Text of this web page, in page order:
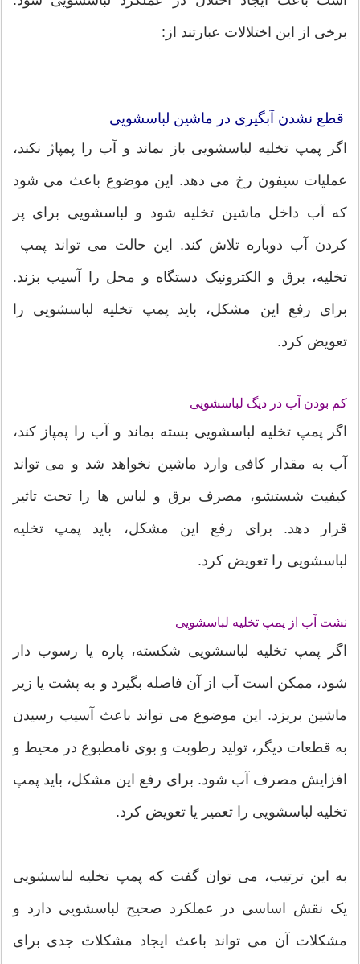
برخی از این اختلالات عبارتند از:
قطع نشدن آبگیری در ماشین لباسشویی
اگر پمپ تخلیه لباسشویی باز بماند و آب را پمپاژ نکند،
عملیات سیفون رخ می دهد. این موضوع باعث می شود
که آب داخل ماشین تخلیه شود و لباسشویی برای پر
کردن آب دوباره تلاش کند. این حالت می تواند پمپ
تخلیه، برق و الکترونیک دستگاه و محل را آسیب بزند.
برای رفع این مشکل، باید پمپ تخلیه لباسشویی را
تعویض کرد.
کم بودن آب در دیگ لباسشویی
اگر پمپ تخلیه لباسشویی بسته بماند و آب را پمپاز کند،
آب به مقدار کافی وارد ماشین نخواهد شد و می تواند
کیفیت شستشو، مصرف برق و لباس ها را تحت تاثیر
قرار دهد. برای رفع این مشکل، باید پمپ تخلیه
لباسشویی را تعویض کرد.
نشت آب از پمپ تخلیه لباسشویی
اگر پمپ تخلیه لباسشویی شکسته، پاره یا رسوب دار
شود، ممکن است آب از آن فاصله بگیرد و به پشت یا زیر
ماشین بریزد. این موضوع می تواند باعث آسیب رسیدن
به قطعات دیگر، تولید رطوبت و بوی نامطبوع در محیط و
افزایش مصرف آب شود. برای رفع این مشکل، باید پمپ
تخلیه لباسشویی را تعمیر یا تعویض کرد.
به این ترتیب، می توان گفت که پمپ تخلیه لباسشویی
یک نقش اساسی در عملکرد صحیح لباسشویی دارد و
مشکلات آن می تواند باعث ایجاد مشکلات جدی برای